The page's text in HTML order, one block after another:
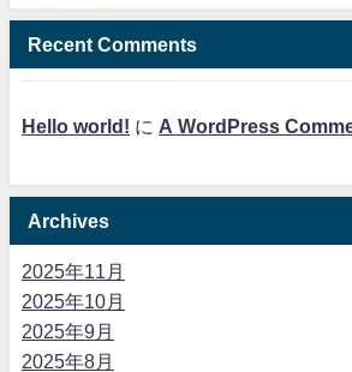
Recent Comments
Hello world! に A WordPress
Archives
2025年11月
2025年10月
2025年9月
2025年8月